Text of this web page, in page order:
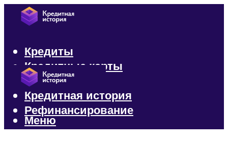
Кредиты
Кредитные карты
Микрозаймы
Кредитная история
Рефинансирование
Меню